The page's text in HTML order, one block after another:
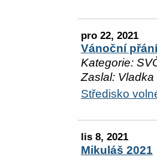
pro 22, 2021
Vánoční
Kategorie:
Zaslal: Vladka
Středisko
lis 8, 2021
Mikuláš 2021